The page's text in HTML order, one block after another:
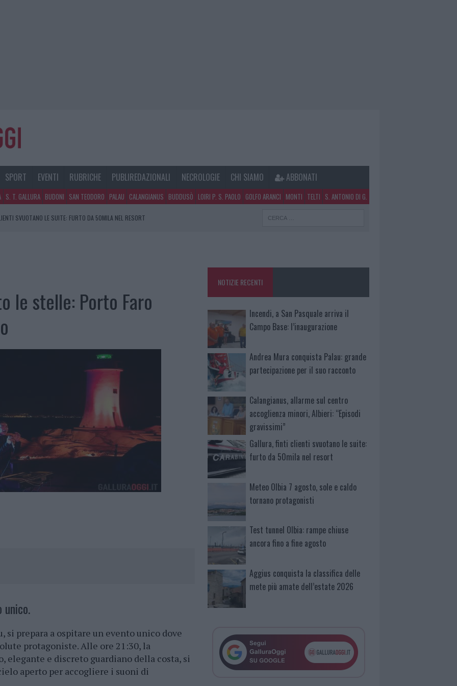
SPORT EVENTI RUBRICHE PUBLIREDAZIONALI NECROLOGIE CHI SIAMO ABBONATI
S. T. GALLURA BUDONI SAN TEODORO PALAU CALANGIANUS BUDDUSÒ LOIRI P. S. PAOLO GOLFO ARANCI MONTI TELTI S. ANTONIO DI G.
SVUOTANO LE SUITE: FURTO DA 50MILA NEL RESORT
le stelle: Porto Faro
unico.
si prepara a ospitare un evento unico dove
protagoniste. Alle ore 21:30, la
elegante e discreto guardiano della costa, si
aperto per accogliere i suoni di
NOTIZIE RECENTI
Incendi, a San Pasquale arriva il
Campo Base: l’inaugurazione
Andrea Mura conquista Palau: grande
partecipazione per il suo racconto
Calangianus, allarme sul centro
accoglienza minori, Albieri: “Episodi
gravissimi”
Gallura, finti clienti svuotano le suite:
furto da 50mila nel resort
Meteo Olbia 7 agosto, sole e caldo
tornano protagonisti
Test tunnel Olbia: rampe chiuse
ancora fino a fine agosto
Aggius conquista la classifica delle
mete più amate dell’estate 2026